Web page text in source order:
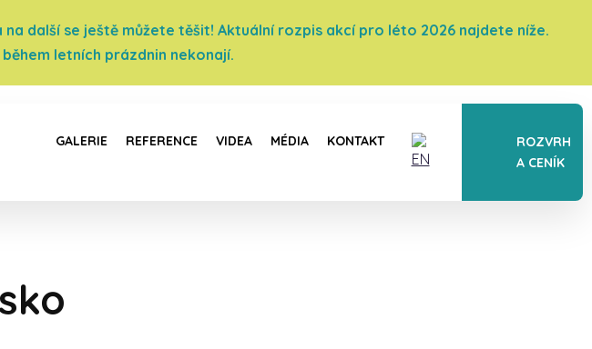
další se ještě můžete těšit! Aktuální rozpis akcí pro léto 2026 najdete níže.
letních prázdnin nekonají.
ROZVRH
A CENÍK
GALERIE REFERENCE VIDEA MÉDIA KONTAKT